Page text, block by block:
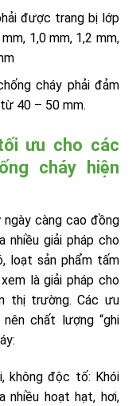
được trang bị lớp
1,0 mm, 1,2 mm,
cháy phải đảm
40 – 50 mm.
ưu cho các
cháy hiện
ngày càng cao đồng
nhiều giải pháp cho
loạt sản phẩm tấm
là giải pháp cho
thị trường. Các ưu
chất lượng “ghi
không độc tố: Khói
nhiều hoạt hạt, hơi,